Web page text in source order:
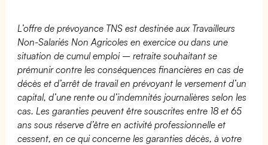
L’offre de prévoyance TNS est destinée aux Travailleurs
Non-Salariés Non Agricoles en exercice ou dans une
situation de cumul emploi – retraite souhaitant se
prémunir contre les conséquences financières en cas de
décès et d’arrêt de travail en prévoyant le versement d’un
capital, d’une rente ou d’indemnités journalières selon les
cas. Les garanties peuvent être souscrites entre 18 et 65
ans sous réserve d’être en activité professionnelle et
cessent, en ce qui concerne les garanties décès, à votre